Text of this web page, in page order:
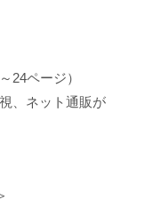
24ページ）
、ネット通販が